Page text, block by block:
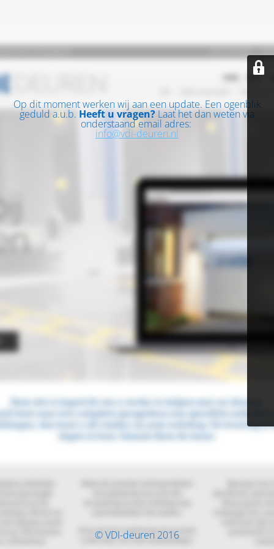
Op dit moment werken wij aan een update. Een ogenblik
geduld a.u.b. Heeft u vragen? Laat het dan weten via
onderstaand email adres:
info@vdi-deuren.nl
© VDI-deuren 2016